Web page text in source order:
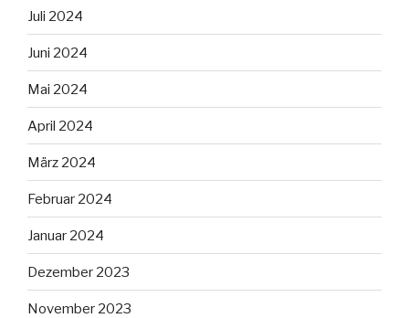
Juli 2024
Juni 2024
Mai 2024
April 2024
März 2024
Februar 2024
Januar 2024
Dezember 2023
November 2023